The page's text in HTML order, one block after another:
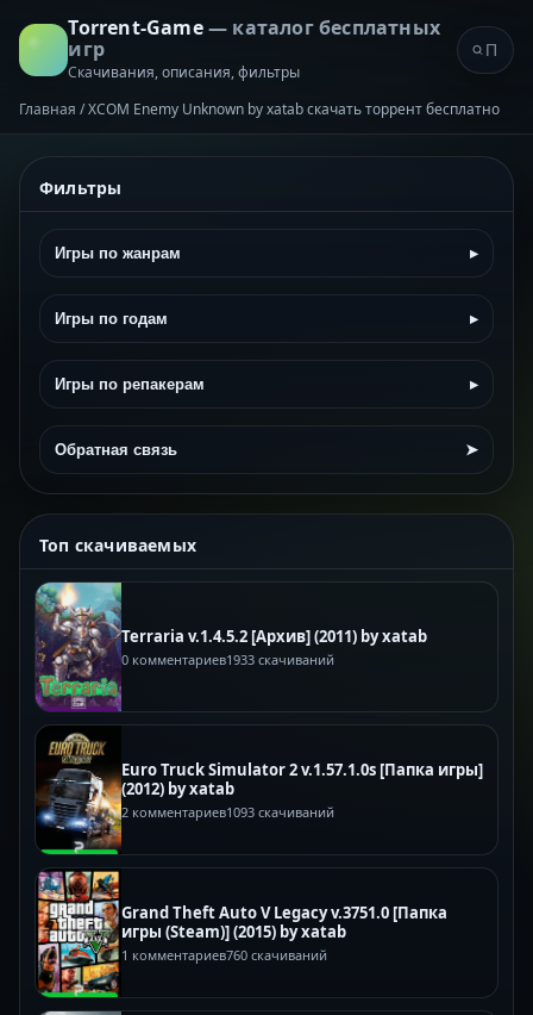
Torrent-Game— каталог бесплатных
игр
Скачивания, описания, фильтры
Главная /XCOM Enemy Unknown by xatab скачать торрент бесплатно
Фильтры
Игры по жанрам ▸
Игры по годам ▸
Игры по репакерам ▸
Обратная связь ➤
Топ скачиваемых
Terraria v.1.4.5.2 [Архив] (2011) by xatab
0 комментариев1933 скачиваний
Euro Truck Simulator 2 v.1.57.1.0s [Папка игры]
(2012) by xatab
2 комментариев1093 скачиваний
Grand Theft Auto V Legacy v.3751.0 [Папка
игры (Steam)] (2015) by xatab
1 комментариев760 скачиваний